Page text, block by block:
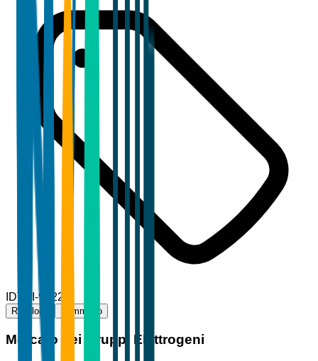
IDTBI-96225
Riepilogo Sommario
Mercato dei Gruppi Elettrogeni